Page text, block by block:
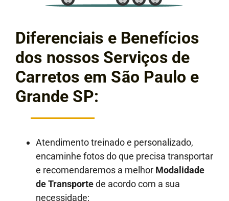
Diferenciais e Benefícios
dos nossos Serviços de
Carretos em São Paulo e
Grande SP:
Atendimento treinado e personalizado,
encaminhe fotos do que precisa transportar
e recomendaremos a melhor Modalidade
de Transportede acordo com a sua
necessidade;